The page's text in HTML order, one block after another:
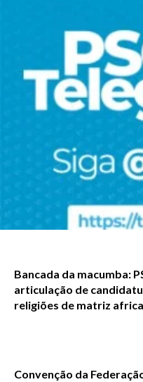
Bancada da macumba:
articulação de
religiões de matriz
Convenção da